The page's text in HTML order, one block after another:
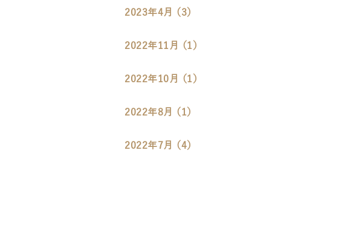
2023年4月 （3）
2022年11月 （1）
2022年10月 （1）
2022年8月 （1）
2022年7月 （4）